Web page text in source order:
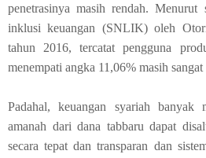
penetrasinya masih rendah.
inklusi keuangan (SNLIK) oleh
tahun 2016, tercatat pengguna
menempati angka 11,06% masih sangat
Padahal, keuangan syariah banyak
amanah dari dana tabbaru dapat
secara tepat dan transparan dan